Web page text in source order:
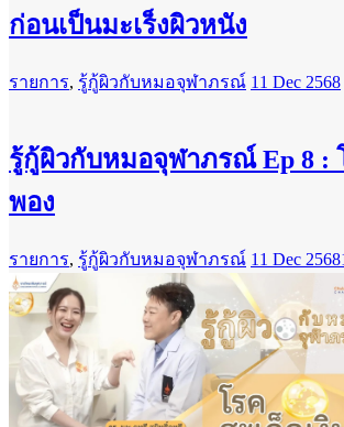
ก่อนเป็นมะเร็งผิวหนัง
รายการ, รู้กู้ผิวกับหมอจุฬาภรณ์ 11 Dec 2568
รู้กู้ผิวกับหมอจุฬาภรณ์ Ep 8 :
พอง
รายการ, รู้กู้ผิวกับหมอจุฬาภรณ์ 11 Dec 2568